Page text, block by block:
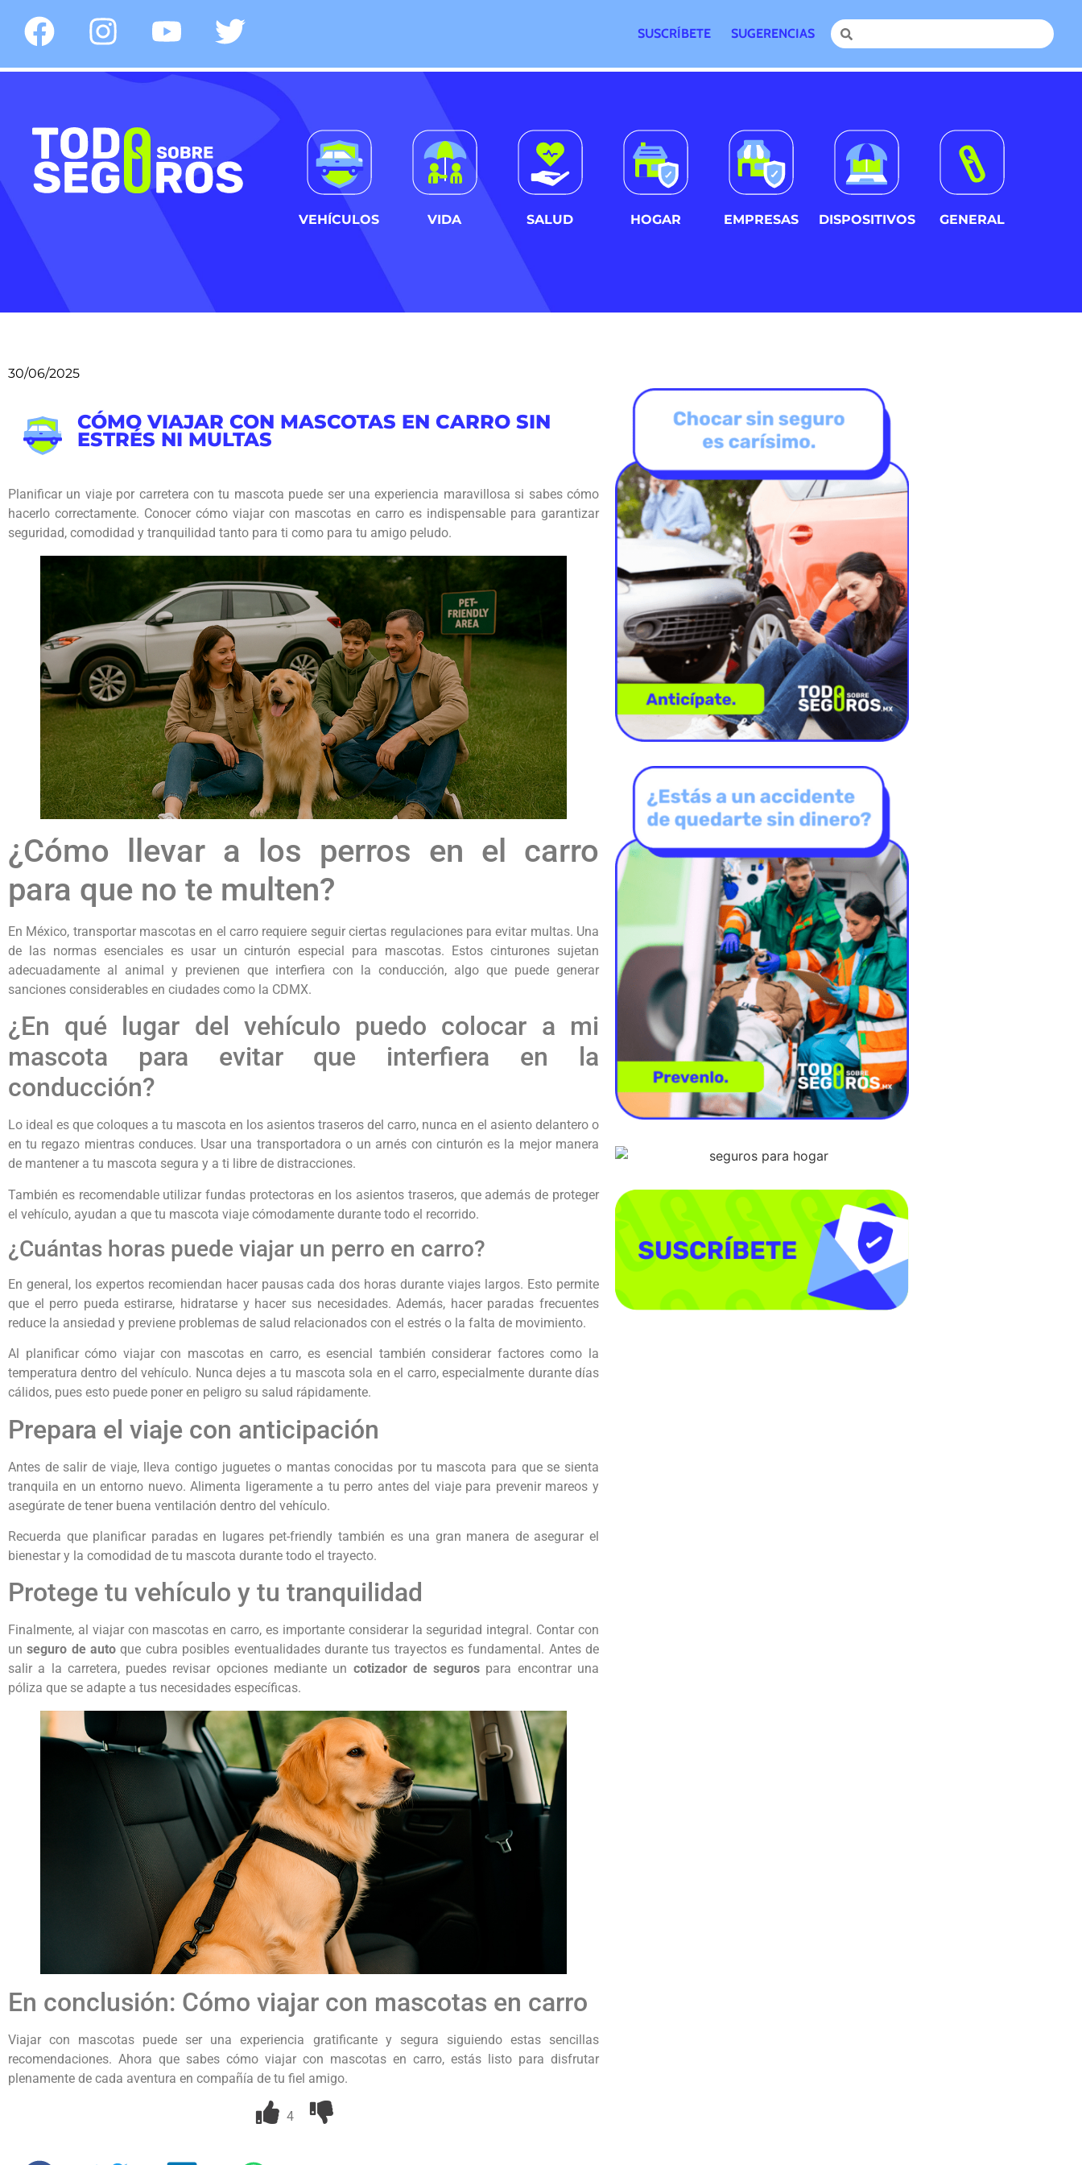
SUSCRÍBETE SUGERENCIAS
VEHÍCULOS VIDA SALUD HOGAR EMPRESAS DISPOSITIVOS GENERAL
30/06/2025
CÓMO VIAJAR CON MASCOTAS EN CARRO SIN
ESTRÉS NI MULTAS
Planificar un viaje por carretera con tu mascota puede ser una experiencia maravillosa si sabes cómo
hacerlo correctamente. Conocer cómo viajar con mascotas en carro es indispensable para garantizar
seguridad, comodidad y tranquilidad tanto para ti como para tu amigo peludo.
¿Cómo llevar a los perros en el carro
para que no te multen?
En México, transportar mascotas en el carro requiere seguir ciertas regulaciones para evitar multas. Una
de las normas esenciales es usar un cinturón especial para mascotas. Estos cinturones sujetan
adecuadamente al animal y previenen que interfiera con la conducción, algo que puede generar
sanciones considerables en ciudades como la CDMX.
¿En qué lugar del vehículo puedo colocar a mi
mascota para evitar que interfiera en la
conducción?
Lo ideal es que coloques a tu mascota en los asientos traseros del carro, nunca en el asiento delantero o
en tu regazo mientras conduces. Usar una transportadora o un arnés con cinturón es la mejor manera
de mantener a tu mascota segura y a ti libre de distracciones.
También es recomendable utilizar fundas protectoras en los asientos traseros, que además de proteger
el vehículo, ayudan a que tu mascota viaje cómodamente durante todo el recorrido.
¿Cuántas horas puede viajar un perro en carro?
En general, los expertos recomiendan hacer pausas cada dos horas durante viajes largos. Esto permite
que el perro pueda estirarse, hidratarse y hacer sus necesidades. Además, hacer paradas frecuentes
reduce la ansiedad y previene problemas de salud relacionados con el estrés o la falta de movimiento.
Al planificar cómo viajar con mascotas en carro, es esencial también considerar factores como la
temperatura dentro del vehículo. Nunca dejes a tu mascota sola en el carro, especialmente durante días
cálidos, pues esto puede poner en peligro su salud rápidamente.
Prepara el viaje con anticipación
Antes de salir de viaje, lleva contigo juguetes o mantas conocidas por tu mascota para que se sienta
tranquila en un entorno nuevo. Alimenta ligeramente a tu perro antes del viaje para prevenir mareos y
asegúrate de tener buena ventilación dentro del vehículo.
Recuerda que planificar paradas en lugares pet-friendly también es una gran manera de asegurar el
bienestar y la comodidad de tu mascota durante todo el trayecto.
Protege tu vehículo y tu tranquilidad
Finalmente, al viajar con mascotas en carro, es importante considerar la seguridad integral. Contar con
unseguro de auto que cubra posibles eventualidades durante tus trayectos es fundamental. Antes de
salir a la carretera, puedes revisar opciones mediante un cotizador de seguros para encontrar una
póliza que se adapte a tus necesidades específicas.
En conclusión: Cómo viajar con mascotas en carro
Viajar con mascotas puede ser una experiencia gratificante y segura siguiendo estas sencillas
recomendaciones. Ahora que sabes cómo viajar con mascotas en carro, estás listo para disfrutar
plenamente de cada aventura en compañía de tu fiel amigo.
4